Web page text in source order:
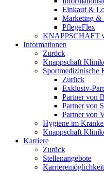
Einkauf &
Marketing &
PflegeFlex
KNAPPSCHAFT
Informationen
Zurück
Knappschaft
Sportmedizinische
Zurück
Exklusiv-
Partner von
Partner von
Partner von
Hygiene im
Knappschaft
Karriere
Zurück
Stellenangebote